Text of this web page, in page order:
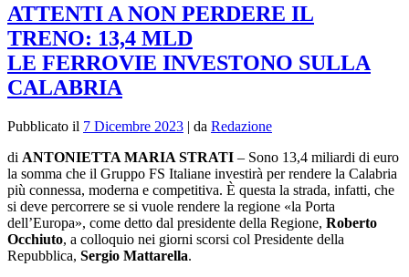
ATTENTI A NON PERDERE IL
TRENO: 13,4 MLD
LE FERROVIE INVESTONO SULLA
CALABRIA
Pubblicato il 7 Dicembre 2023 | da Redazione
di ANTONIETTA MARIA STRATI – Sono 13,4 miliardi di euro
la somma che il Gruppo FS Italiane investirà per rendere la Calabria
più connessa, moderna e competitiva. È questa la strada, infatti, che
si deve percorrere se si vuole rendere la regione «la Porta
dell’Europa», come detto dal presidente della Regione, Roberto
Occhiuto, a colloquio nei giorni scorsi col Presidente della
Repubblica, Sergio Mattarella.